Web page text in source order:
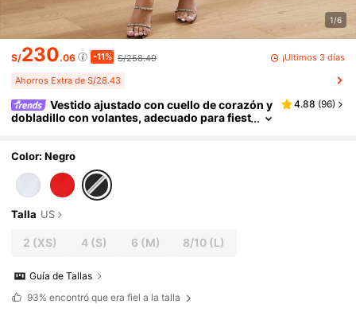
1/6
S/230.06 -11% S/258.49 ¡Últimos 3 días
Ahorros Extra de S/28.43
Vestido ajustado con cuello de corazón y
dobladillo con volantes, adecuado para fiest
duaciones, cenas formales, regreso a casa y tall
a grande, color negro primaveral
4.88 (96)
Color: Negro
Talla US
2 (XS) 4(S) 6 (M) 8/10 (L)
Guía de Tallas
93% encontró que era fiel a la talla